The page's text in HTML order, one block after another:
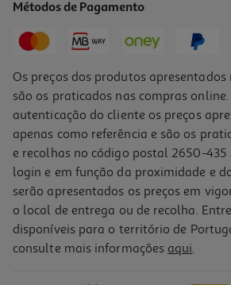
8,50 € PVP de editor
Promoção
-20%
Livro Dream Team Grammar - Inglês - 5.º E
Métodos de Pagamento
Os preços dos produtos
são os praticados nas compras
autenticação do cliente os preços
apenas como referência e são os
e recolhas no código postal 2650-435
login e em função da proximidade e
serão apresentados os preços em
o local de entrega ou de recolha.
disponíveis para o território de
consulte mais informações aqui.